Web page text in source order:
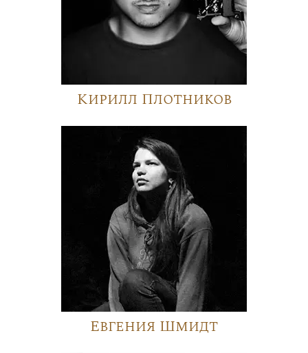
Кирилл Плотников
Евгения Шмидт